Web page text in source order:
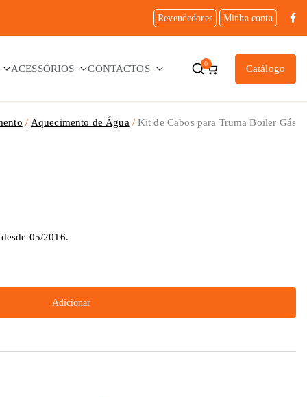
Revendedores Minha conta
ACESSÓRIOS CONTACTOS 0 Catálogo
Aquecimento de Água Kit de Cabos para Truma Boiler Gás
05/2016.
Adicionar